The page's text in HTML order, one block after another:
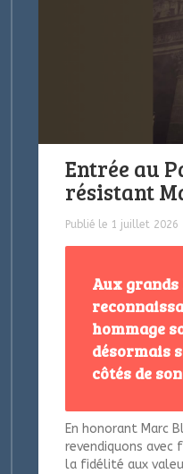
Entrée au
résistant
Publié le 1 juillet 2026
Aux grands
hommage
désormais
côtés de
En honorant Marc
revendiquons avec
la fidélité aux